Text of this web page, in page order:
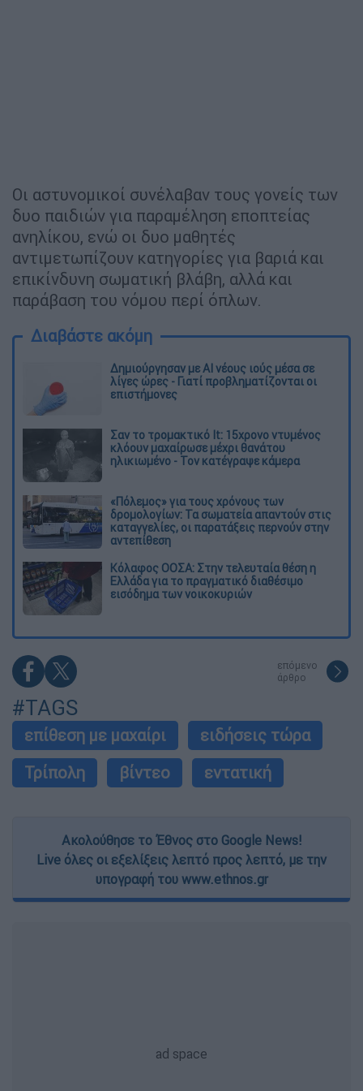
Οι αστυνομικοί συνέλαβαν τους γονείς των
δυο παιδιών για παραμέληση εποπτείας
ανηλίκου, ενώ οι δυο μαθητές
αντιμετωπίζουν κατηγορίες για βαριά και
επικίνδυνη σωματική βλάβη, αλλά και
παράβαση του νόμου περί όπλων.
Διαβάστε ακόμη
Δημιούργησαν με AI νέους ιούς μέσα σε
λίγες ώρες - Γιατί προβληματίζονται οι
επιστήμονες
Σαν το τρομακτικό It: 15χρονο ντυμένος
κλόουν μαχαίρωσε μέχρι θανάτου
ηλικιωμένο - Τον κατέγραψε κάμερα
«Πόλεμος» για τους χρόνους των
δρομολογίων: Τα σωματεία απαντούν στις
καταγγελίες, οι παρατάξεις περνούν στην
αντεπίθεση
Κόλαφος ΟΟΣΑ: Στην τελευταία θέση η
Ελλάδα για το πραγματικό διαθέσιμο
εισόδημα των νοικοκυριών
επόμενο
άρθρο
#TAGS
επίθεση με μαχαίρι
ειδήσεις τώρα
Τρίπολη
βίντεο εντατική
Ακολούθησε το Έθνος στο Google News!
Live όλες οι εξελίξεις λεπτό προς λεπτό, με την
υπογραφή του www.ethnos.gr